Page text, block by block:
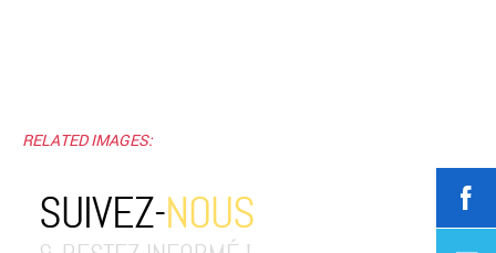
RELATED IMAGES:
SUIVEZ-NOUS